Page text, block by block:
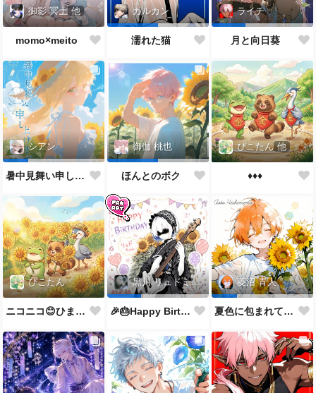
御影 冥土 他
momo×meito
カルカン
濡れた猫
ライチ
月と向日葵
シアン
暑中見舞い申し上げます🌻
御伽 桃也
ほんとのボク
ぴこたん 他
♦️♦️♦️
ぴこたん
ニコニコ😊ひまわり🌻
黒川 リュドミーラ
🎉🎂Happy Birthday 🎂🎉
菱沼 青人
夏色に包まれて🌻✨